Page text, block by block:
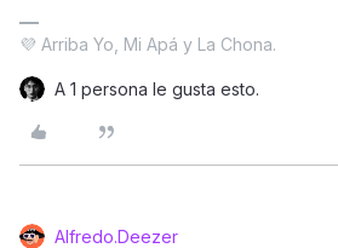
💜 Arriba Yo, Mi Apá y La Chona.
A 1 persona le gusta esto.
Alfredo.Deezer